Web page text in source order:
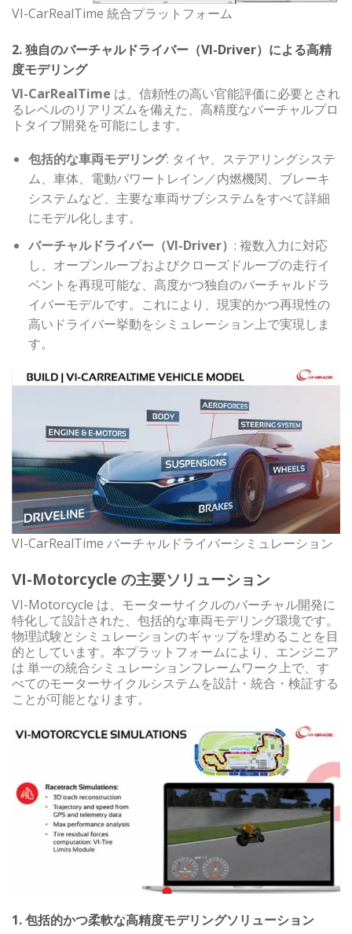
VI-CarRealTime 統合プラットフォーム
2. 独自のバーチャルドライバー（VI-Driver）による高精
度モデリング
VI-CarRealTime は、信頼性の高い官能評価に必要とされ
るレベルのリアリズムを備えた、高精度なバーチャルプロ
トタイプ開発を可能にします。
包括的な車両モデリング: タイヤ、ステアリングシステ
ム、車体、電動パワートレイン／内燃機関、ブレーキ
システムなど、主要な車両サブシステムをすべて詳細
にモデル化します。
バーチャルドライバー（VI-Driver） : 複数入力に対応
し、オープンループおよびクローズドループの走行イ
ベントを再現可能な、高度かつ独自のバーチャルドラ
イバーモデルです。これにより、現実的かつ再現性の
高いドライバー挙動をシミュレーション上で実現しま
す。
VI-CarRealTime バーチャルドライバーシミュレーション
VI-Motorcycle の主要ソリューション
VI-Motorcycle は、モーターサイクルのバーチャル開発に
特化して設計された、包括的な車両モデリング環境です。
物理試験とシミュレーションのギャップを埋めることを目
的としています。本プラットフォームにより、エンジニア
は 単一の統合シミュレーションフレームワーク上で、す
べてのモーターサイクルシステムを設計・統合・検証する
ことが可能となります。
1. 包括的かつ柔軟な高精度モデリングソリューション